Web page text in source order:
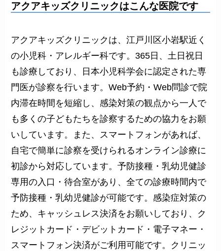
アクアキッズクリニックはこんな医院です
アクアキッズクリニックは、江戸川区小岩駅近く
の小児科・アレルギー科です。365日、土日祝日
も診療しており、日本小児科学会に認定された専
門医が診察を行います。Web予約・Web問診で院
内滞在時間を短縮し、感染対策の観点から一人で
も多くの子どもたちを診察するための協力をお願
いしています。また、スマートフォンがあれば、
自宅で簡単に診察を受けられるオンライン診療に
初診から対応しています。予防接種・乳幼児健診
専用の入口・待合室があり、全ての診療時間内で
予防接種・乳幼児健診が可能です。感染症対策の
ため、キャッシュレス決済をお願いしており、ク
レジットカード・デビットカード・電子マネー・
スマートフォン決済がご利用可能です。クリニッ